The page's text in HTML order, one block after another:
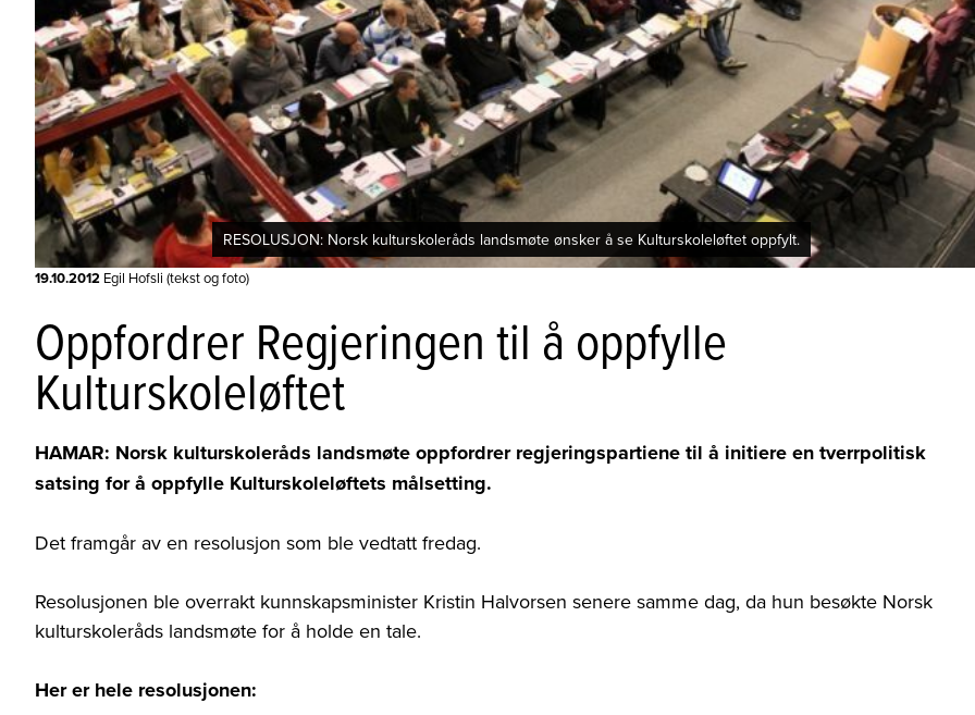
RESOLUSJON: Norsk kulturskoleråds landsmøte ønsker å se Kulturskoleløftet oppfylt.
19.10.2012 Egil Hofsli (tekst og foto)
Oppfordrer Regjeringen til å oppfylle
Kulturskoleløftet
HAMAR: Norsk kulturskoleråds landsmøte oppfordrer regjeringspartiene til å initiere en tverrpolitisk
satsing for å oppfylle Kulturskoleløftets målsetting.
Det framgår av en resolusjon som ble vedtatt fredag.
Resolusjonen ble overrakt kunnskapsminister Kristin Halvorsen senere samme dag, da hun besøkte Norsk
kulturskoleråds landsmøte for å holde en tale.
Her er hele resolusjonen: